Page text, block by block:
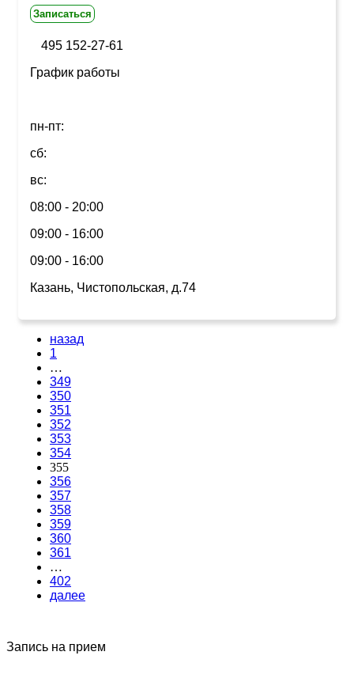
Записаться
495 152-27-61
График работы
пн-пт:
сб:
вс:
08:00 - 20:00
09:00 - 16:00
09:00 - 16:00
Казань, Чистопольская, д.74
назад
1
…
349
350
351
352
353
354
355
356
357
358
359
360
361
…
402
далее
Запись на прием